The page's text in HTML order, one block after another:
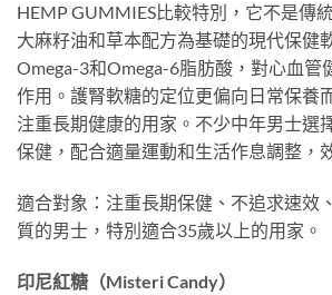
HEMP GUMMIES比較特別，它不是傳
大麻籽油和草本配方為基礎的現代保健
Omega-3和Omega-6脂肪酸，對心血管
作用。護腎軟糖的定位更偏向日常保養
注重長期健康的用家。不少中年男士選
保健，配合適量運動和生活作息調整，
適合對象：注重長期保健、不追求速效
質的男士，特別適合35歲以上的用家。
印尼紅糖（Misteri Candy）